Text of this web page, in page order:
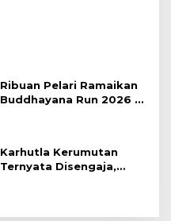
Ribuan Pelari Ramaikan
Buddhayana Run 2026 di
Karhutla Kerumutan
Ternyata Disengaja,